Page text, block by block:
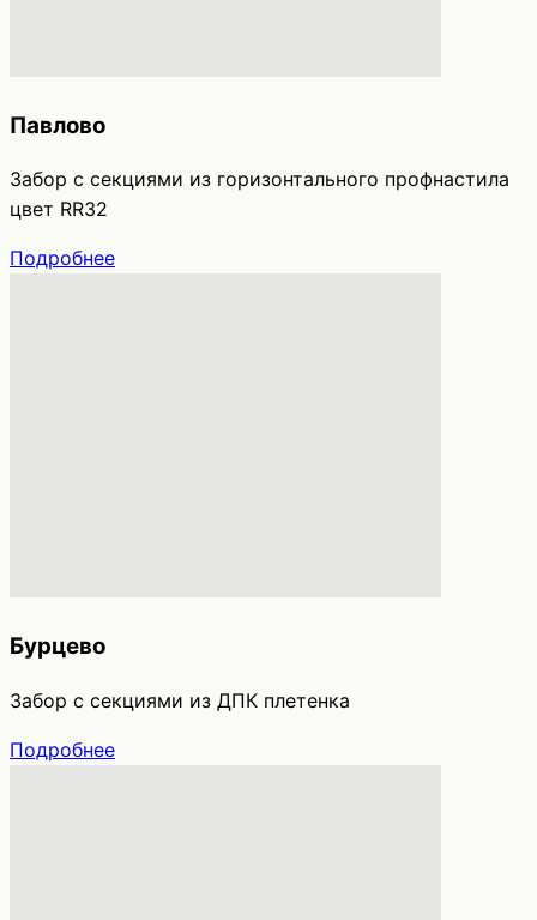
Павлово
Забор с секциями из горизонтального профнастила
цвет RR32
Подробнее
Бурцево
Забор с секциями из ДПК плетенка
Подробнее